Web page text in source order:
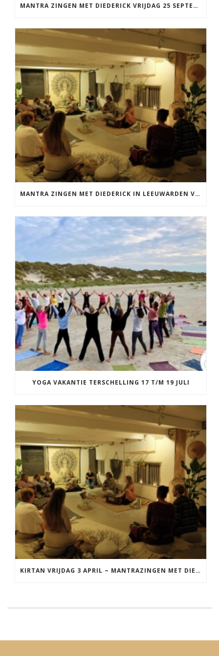
MANTRA ZINGEN MET DIEDERICK VRIJDAG 25 SEPTEMBER EN 20 NOVEMBER
MANTRA ZINGEN MET DIEDERICK IN LEEUWARDEN VRIJDAG 12 JUNI KIRTAN
YOGA VAKANTIE TERSCHELLING 17 T/M 19 JULI
KIRTAN VRIJDAG 3 APRIL ~ MANTRAZINGEN MET DIEDERICK IN LEEUWARDEN